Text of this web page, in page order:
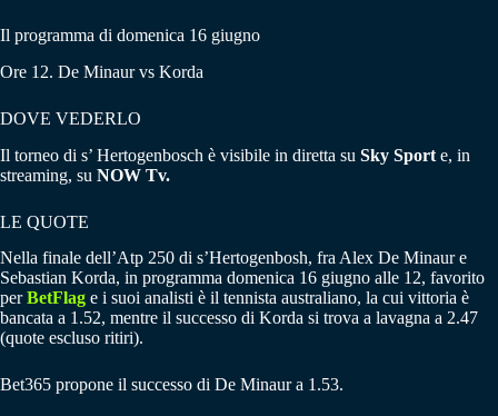
Il programma di domenica 16 giugno
Ore 12. De Minaur vs Korda
DOVE VEDERLO
Il torneo di s’ Hertogenbosch è visibile in diretta su Sky Sport e, in
streaming, su NOW Tv.
LE QUOTE
Nella finale dell’Atp 250 di s’Hertogenbosh, fra Alex De Minaur e
Sebastian Korda, in programma domenica 16 giugno alle 12, favorito
perBetFlag e i suoi analisti è il tennista australiano, la cui vittoria è
bancata a 1.52, mentre il successo di Korda si trova a lavagna a 2.47
(quote escluso ritiri).
Bet365 propone il successo di De Minaur a 1.53.